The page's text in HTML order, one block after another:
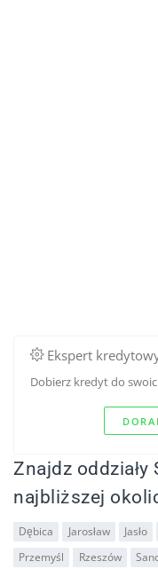
Ekspert
Dobierz kredyt do
Znajdz
najbliższej
Dębica Jarosław Jasło
Przemyśl
Rzeszów